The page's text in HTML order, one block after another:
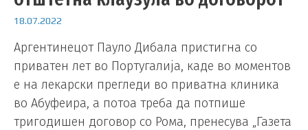
18.07.2022
Аргентинецот Пауло Дибала пристигна со
приватен лет во Португалија, каде во моментов
е на лекарски прегледи во приватна клиника
во Абуфеира, а потоа треба да потпише
тригодишен договор со Рома, пренесува „Газета